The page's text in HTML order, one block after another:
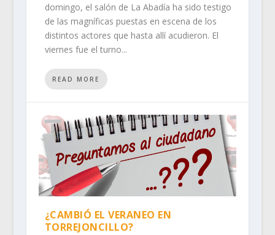
domingo, el salón de La Abadía ha sido testigo
de las magníficas puestas en escena de los
distintos actores que hasta allí acudieron. El
viernes fue el turno...
READ MORE
¿CAMBIÓ EL VERANEO EN
TORREJONCILLO?